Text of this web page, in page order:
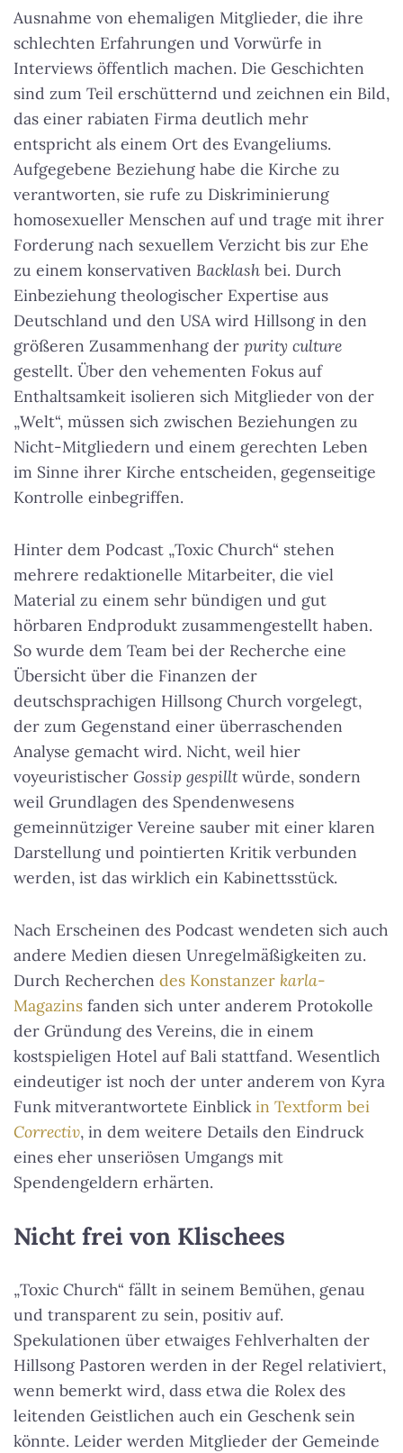
Ausnahme von ehemaligen Mitglieder, die ihre
schlechten Erfahrungen und Vorwürfe in
Interviews öffentlich machen. Die Geschichten
sind zum Teil erschütternd und zeichnen ein Bild,
das einer rabiaten Firma deutlich mehr
entspricht als einem Ort des Evangeliums.
Aufgegebene Beziehung habe die Kirche zu
verantworten, sie rufe zu Diskriminierung
homosexueller Menschen auf und trage mit ihrer
Forderung nach sexuellem Verzicht bis zur Ehe
zu einem konservativen Backlash bei. Durch
Einbeziehung theologischer Expertise aus
Deutschland und den USA wird Hillsong in den
größeren Zusammenhang der purity culture
gestellt. Über den vehementen Fokus auf
Enthaltsamkeit isolieren sich Mitglieder von der
„Welt“, müssen sich zwischen Beziehungen zu
Nicht-Mitgliedern und einem gerechten Leben
im Sinne ihrer Kirche entscheiden, gegenseitige
Kontrolle einbegriffen.
Hinter dem Podcast „Toxic Church“ stehen
mehrere redaktionelle Mitarbeiter, die viel
Material zu einem sehr bündigen und gut
hörbaren Endprodukt zusammengestellt haben.
So wurde dem Team bei der Recherche eine
Übersicht über die Finanzen der
deutschsprachigen Hillsong Church vorgelegt,
der zum Gegenstand einer überraschenden
Analyse gemacht wird. Nicht, weil hier
voyeuristischer Gossip gespilltwürde, sondern
weil Grundlagen des Spendenwesens
gemeinnütziger Vereine sauber mit einer klaren
Darstellung und pointierten Kritik verbunden
werden, ist das wirklich ein Kabinettsstück.
Nach Erscheinen des Podcast wendeten sich auch
andere Medien diesen Unregelmäßigkeiten zu.
Durch Recherchen des Konstanzer karla-
Magazins fanden sich unter anderem Protokolle
der Gründung des Vereins, die in einem
kostspieligen Hotel auf Bali stattfand. Wesentlich
eindeutiger ist noch der unter anderem von Kyra
Funk mitverantwortete Einblickin Textform bei
Correctiv, in dem weitere Details den Eindruck
eines eher unseriösen Umgangs mit
Spendengeldern erhärten.
Nicht frei von Klischees
„Toxic Church“ fällt in seinem Bemühen, genau
und transparent zu sein, positiv auf.
Spekulationen über etwaiges Fehlverhalten der
Hillsong Pastoren werden in der Regel relativiert,
wenn bemerkt wird, dass etwa die Rolex des
leitenden Geistlichen auch ein Geschenk sein
könnte. Leider werden Mitglieder der Gemeinde